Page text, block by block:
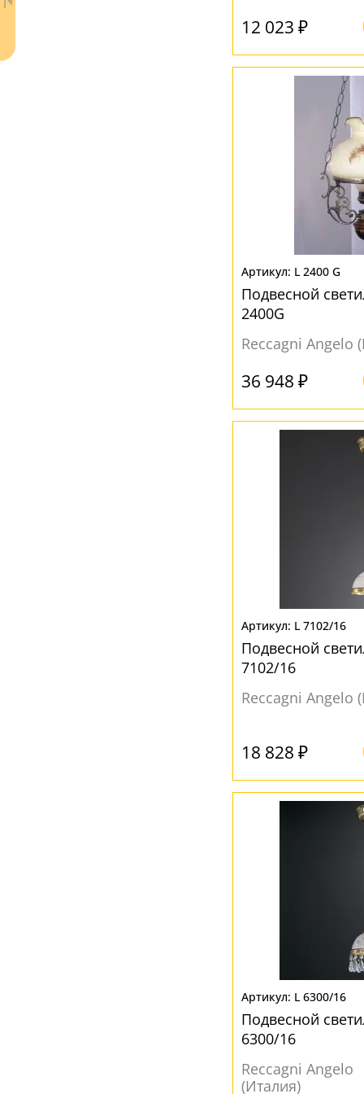
12 023 ₽
L 2400 G
Подвесной
2400G
Reccagni Angelo
36 948 ₽
L 7102/16
Подвесной
7102/16
Reccagni Angelo
18 828 ₽
L 6300/16
Подвесной
6300/16
Reccagni Angelo
(Италия)